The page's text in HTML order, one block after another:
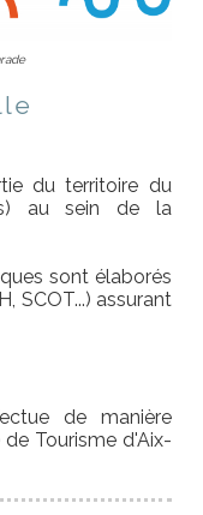
du territoire du
au sein de la
sont élaborés
SCOT...) assurant
de manière
Tourisme d'Aix-